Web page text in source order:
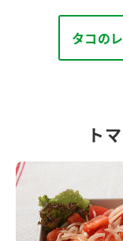
タコの
ト